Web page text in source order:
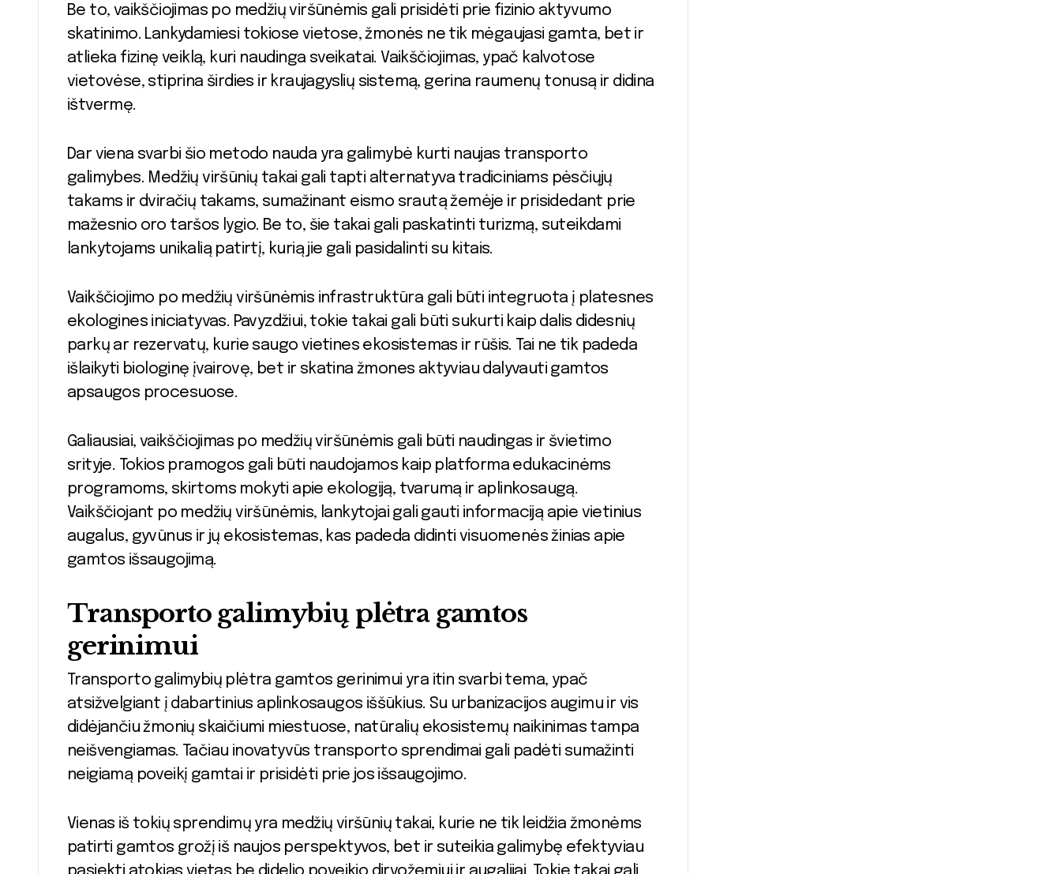
Be to, vaikščiojimas po medžių viršūnėmis gali prisidėti prie fizinio aktyvumo
skatinimo. Lankydamiesi tokiose vietose, žmonės ne tik mėgaujasi gamta, bet ir
atlieka fizinę veiklą, kuri naudinga sveikatai. Vaikščiojimas, ypač kalvotose
vietovėse, stiprina širdies ir kraujagyslių sistemą, gerina raumenų tonusą ir didina
ištvermę.
Dar viena svarbi šio metodo nauda yra galimybė kurti naujas transporto
galimybes. Medžių viršūnių takai gali tapti alternatyva tradiciniams pėsčiųjų
takams ir dviračių takams, sumažinant eismo srautą žemėje ir prisidedant prie
mažesnio oro taršos lygio. Be to, šie takai gali paskatinti turizmą, suteikdami
lankytojams unikalią patirtį, kurią jie gali pasidalinti su kitais.
Vaikščiojimo po medžių viršūnėmis infrastruktūra gali būti integruota į platesnes
ekologines iniciatyvas. Pavyzdžiui, tokie takai gali būti sukurti kaip dalis didesnių
parkų ar rezervatų, kurie saugo vietines ekosistemas ir rūšis. Tai ne tik padeda
išlaikyti biologinę įvairovę, bet ir skatina žmones aktyviau dalyvauti gamtos
apsaugos procesuose.
Galiausiai, vaikščiojimas po medžių viršūnėmis gali būti naudingas ir švietimo
srityje. Tokios pramogos gali būti naudojamos kaip platforma edukacinėms
programoms, skirtoms mokyti apie ekologiją, tvarumą ir aplinkosaugą.
Vaikščiojant po medžių viršūnėmis, lankytojai gali gauti informaciją apie vietinius
augalus, gyvūnus ir jų ekosistemas, kas padeda didinti visuomenės žinias apie
gamtos išsaugojimą.
Transporto galimybių plėtra gamtos
gerinimui
Transporto galimybių plėtra gamtos gerinimui yra itin svarbi tema, ypač
atsižvelgiant į dabartinius aplinkosaugos iššūkius. Su urbanizacijos augimu ir vis
didėjančiu žmonių skaičiumi miestuose, natūralių ekosistemų naikinimas tampa
neišvengiamas. Tačiau inovatyvūs transporto sprendimai gali padėti sumažinti
neigiamą poveikį gamtai ir prisidėti prie jos išsaugojimo.
Vienas iš tokių sprendimų yra medžių viršūnių takai, kurie ne tik leidžia žmonėms
patirti gamtos grožį iš naujos perspektyvos, bet ir suteikia galimybę efektyviau